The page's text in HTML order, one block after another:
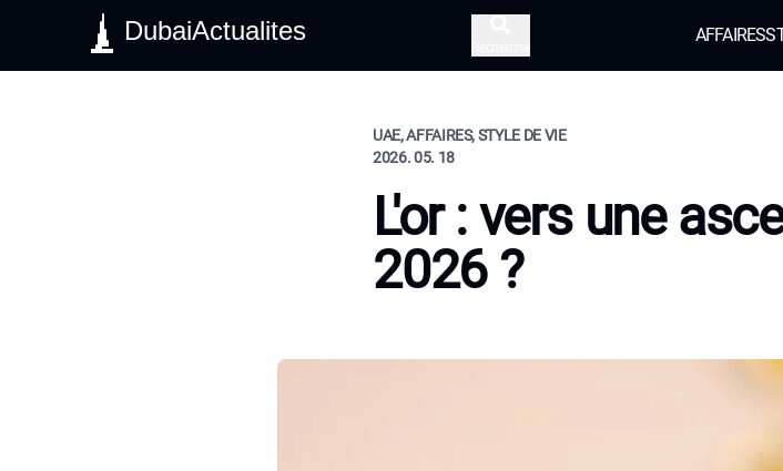
DubaiActualites AFFAIRES
UAE, AFFAIRES, STYLE DE VIE
2026. 05. 18
L'or : vers une
2026 ?